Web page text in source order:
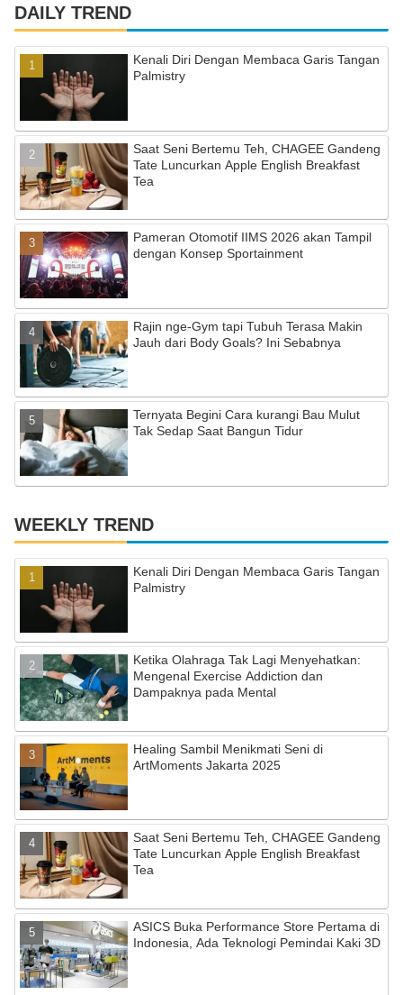
c
e
b
o
o
k
a
gr
a
m
u
T
u
e
C
h
a
n
n
el
DAILY TREND
Kenali Diri Dengan Membaca Garis Tangan
Palmistry
Saat Seni Bertemu Teh, CHAGEE Gandeng
Tate Luncurkan Apple English Breakfast
Tea
Pameran Otomotif IIMS 2026 akan Tampil
dengan Konsep Sportainment
Rajin nge-Gym tapi Tubuh Terasa Makin
Jauh dari Body Goals? Ini Sebabnya
Ternyata Begini Cara kurangi Bau Mulut
Tak Sedap Saat Bangun Tidur
WEEKLY TREND
Kenali Diri Dengan Membaca Garis Tangan
Palmistry
Ketika Olahraga Tak Lagi Menyehatkan:
Mengenal Exercise Addiction dan
Dampaknya pada Mental
Healing Sambil Menikmati Seni di
ArtMoments Jakarta 2025
Saat Seni Bertemu Teh, CHAGEE Gandeng
Tate Luncurkan Apple English Breakfast
Tea
ASICS Buka Performance Store Pertama di
Indonesia, Ada Teknologi Pemindai Kaki 3D